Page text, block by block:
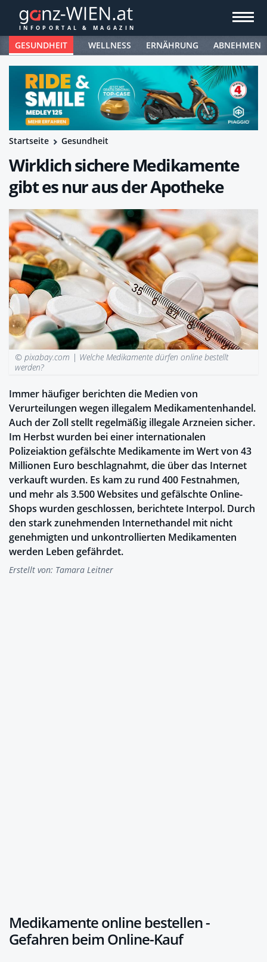
GESUNDHEIT WELLNESS ERNÄHRUNG ABNEHMEN
Startseite Gesundheit
Wirklich sichere Medikamente
gibt es nur aus der Apotheke
© pixabay.com | Welche Medikamente dürfen online bestellt
werden?
Immer häufiger berichten die Medien von
Verurteilungen wegen illegalem Medikamentenhandel.
Auch der Zoll stellt regelmäßig illegale Arzneien sicher.
Im Herbst wurden bei einer internationalen
Polizeiaktion gefälschte Medikamente im Wert von 43
Millionen Euro beschlagnahmt, die über das Internet
verkauft wurden. Es kam zu rund 400 Festnahmen,
und mehr als 3.500 Websites und gefälschte Online-
Shops wurden geschlossen, berichtete Interpol. Durch
den stark zunehmenden Internethandel mit nicht
genehmigten und unkontrollierten Medikamenten
werden Leben gefährdet.
Erstellt von: Tamara Leitner
Medikamente online bestellen -
Gefahren beim Online-Kauf